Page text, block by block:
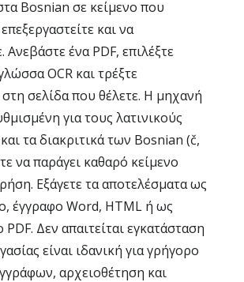
Bosnian σε κείμενο που
και να
Ανεβάστε ένα PDF, επιλέξτε
OCR και τρέξτε
σελίδα που θέλετε. Η μηχανή
για τους λατινικούς
τα διακριτικά των Bosnian (č,
να παράγει καθαρό κείμενο
Εξάγετε τα αποτελέσματα ως
έγγραφο Word, HTML ή ως
Δεν απαιτείται εγκατάσταση
είναι ιδανική για γρήγορο
αρχειοθέτηση και